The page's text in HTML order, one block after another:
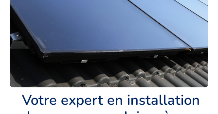
Votre expert en installation